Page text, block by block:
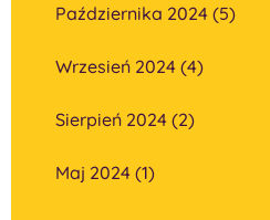
Października 2024 (5)
Wrzesień 2024 (4)
Sierpień 2024 (2)
Maj 2024 (1)